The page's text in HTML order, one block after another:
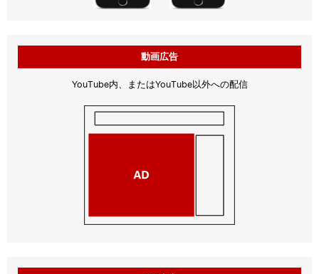
動画広告
YouTube内、またはYouTube以外への配信